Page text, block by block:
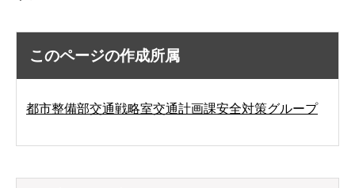
このページの作成所属
都市整備部交通戦略室交通計画課安全対策グループ